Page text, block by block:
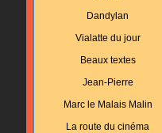
Dandylan
Vialatte du jour
Beaux textes
Jean-Pierre
Marc le Malais Malin
La route du cinéma